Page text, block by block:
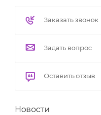
Заказать звонок
Задать вопрос
Оставить отзыв
Новости